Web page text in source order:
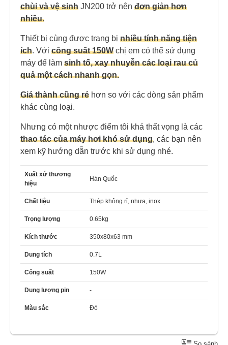
chùi và vệ sinh JN200 trở nên đơn giản hơn
nhiều.
Thiết bị cùng được trang bị nhiều tính năng tiện
ích. Với công suất 150W chị em có thể sử dụng
máy để làm sinh tố, xay nhuyễn các loại rau củ
quả một cách nhanh gọn.
Giá thành cũng rẻ hơn so với các dòng sản phẩm
khác cùng loại.
Nhưng có một nhược điểm tôi khá thất vọng là các
thao tác của máy hơi khó sử dụng, các bạn nên
xem kỹ hướng dẫn trước khi sử dụng nhé.
Xuất xứ thương
hiệu
Hàn Quốc
Chất liệu Thép không rỉ, nhựa, inox
Trọng lượng 0.65kg
Kích thước 350x80x63 mm
Dung tích 0.7L
Công suất 150W
Dung lượng pin -
Màu sắc Đỏ